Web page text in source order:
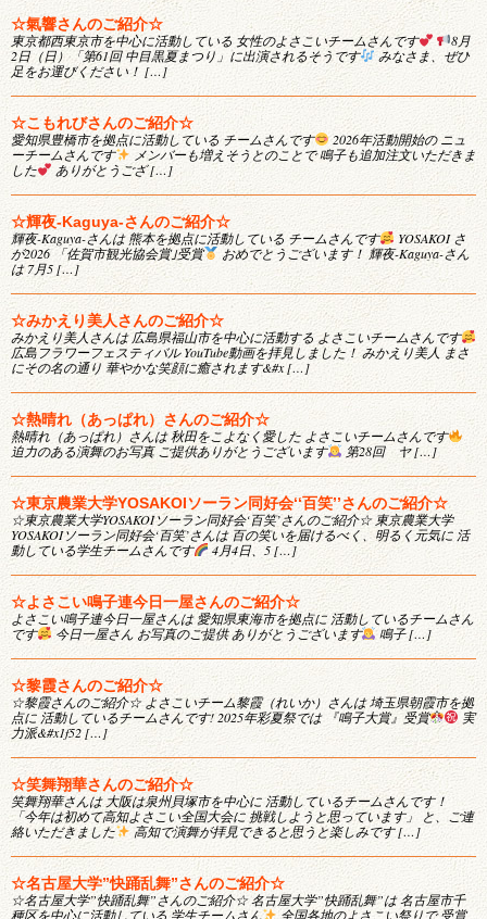
☆氣響さんのご紹介☆
東京都西東京市を中心に活動している 女性のよさこいチームさんです
8月
2日（日）「第61回 中目黒夏まつり」に出演されるそうです
みなさま、ぜひ
足をお運びください！ […]
☆こもれびさんのご紹介☆
愛知県豊橋市を拠点に活動している チームさんです
2026年活動開始の ニュ
ーチームさんです
メンバーも増えそうとのことで 鳴子も追加注文いただきま
した
ありがとうござ […]
☆輝夜-Kaguya-さんのご紹介☆
輝夜-Kaguya-さんは 熊本を拠点に活動している チームさんです
YOSAKOI さ
が2026 「佐賀市観光協会賞｣受賞
おめでとうございます！ 輝夜-Kaguya-さん
は 7月5 […]
☆みかえり美人さんのご紹介☆
みかえり美人さんは 広島県福山市を中心に活動する よさこいチームさんです
広島フラワーフェスティバル YouTube動画を拝見しました！ みかえり美人 まさ
にその名の通り 華やかな笑顔に癒されます&#x […]
☆熱晴れ（あっぱれ）さんのご紹介☆
熱晴れ（あっぱれ）さんは 秋田をこよなく愛した よさこいチームさんです
迫力のある演舞のお写真 ご提供ありがとうございます
第28回 ヤ […]
☆東京農業大学YOSAKOIソーラン同好会‘‘百笑’’さんのご紹介☆
☆東京農業大学YOSAKOIソーラン同好会‘百笑’さんのご紹介☆ 東京農業大学
YOSAKOIソーラン同好会‘百笑’さんは 百の笑いを届けるべく、明るく元気に 活
動している学生チームさんです
4月4日、5 […]
☆よさこい鳴子連今日一屋さんのご紹介☆
よさこい鳴子連今日一屋さんは 愛知県東海市を拠点に 活動しているチームさん
です
今日一屋さん お写真のご提供 ありがとうございます 鳴子 […]
☆黎霞さんのご紹介☆
☆黎霞さんのご紹介☆ よさこいチーム黎霞（れいか）さんは 埼玉県朝霞市を拠
点に 活動しているチームさんです! 2025年彩夏祭では 『鳴子大賞』受賞
実
力派&#x1f52 […]
☆笑舞翔華さんのご紹介☆
笑舞翔華さんは 大阪は泉州貝塚市を中心に 活動しているチームさんです！
「今年は初めて高知よさこい全国大会に 挑戦しようと思っています」 と、ご連
絡いただきました
高知で演舞が拝見できると思うと楽しみです […]
☆名古屋大学”快踊乱舞”さんのご紹介☆
☆名古屋大学”快踊乱舞”さんのご紹介☆ 名古屋大学”快踊乱舞”は 名古屋市千
種区を中心に活動している 学生チームさん
全国各地のよさこい祭りで 受賞